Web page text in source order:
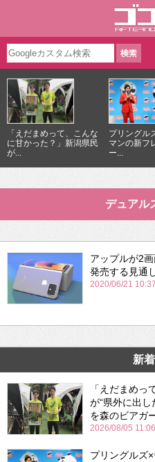
「えだまめって、こんな
に甘かった？」新潟県民
が...
プリングル
マンの新フ
ー...
デュアル
アップルが2
発売する見通
2020/06/21 10:37
新
「えだまめっ
が“県外に出
を森のビアガ
2026/08/05 11:06
プリングルズ